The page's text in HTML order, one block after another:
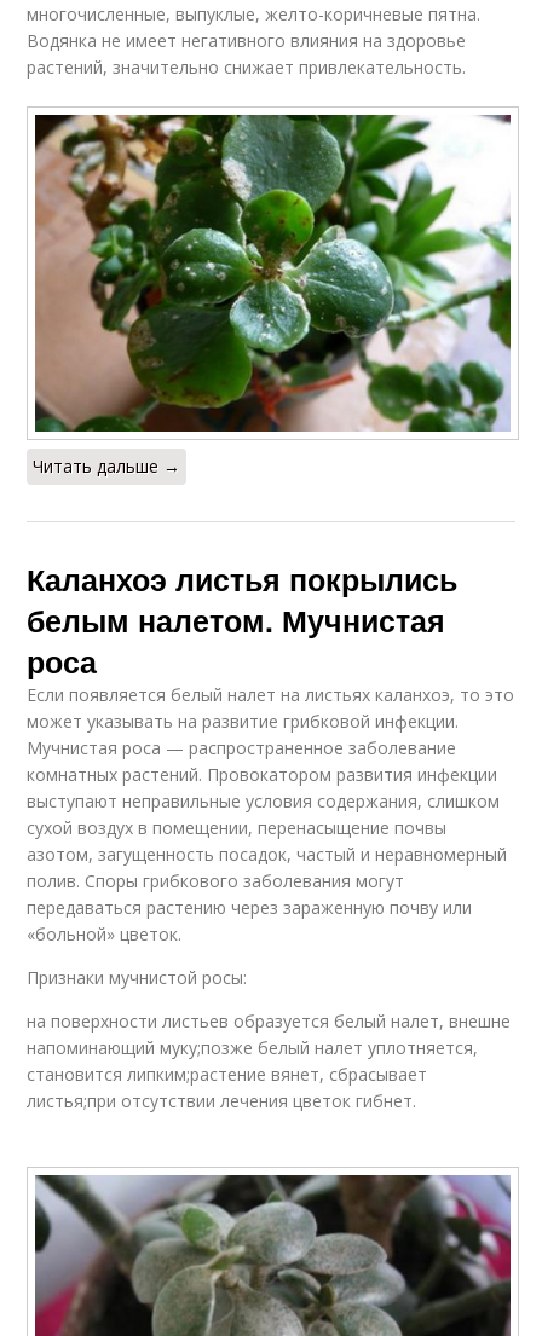
многочисленные, выпуклые, желто-коричневые пятна.
Водянка не имеет негативного влияния на здоровье
растений, значительно снижает привлекательность.
Читать дальше →
Каланхоэ листья покрылись
белым налетом. Мучнистая
роса
Если появляется белый налет на листьях каланхоэ, то это
может указывать на развитие грибковой инфекции.
Мучнистая роса — распространенное заболевание
комнатных растений. Провокатором развития инфекции
выступают неправильные условия содержания, слишком
сухой воздух в помещении, перенасыщение почвы
азотом, загущенность посадок, частый и неравномерный
полив. Споры грибкового заболевания могут
передаваться растению через зараженную почву или
«больной» цветок.
Признаки мучнистой росы:
на поверхности листьев образуется белый налет, внешне
напоминающий муку;позже белый налет уплотняется,
становится липким;растение вянет, сбрасывает
листья;при отсутствии лечения цветок гибнет.